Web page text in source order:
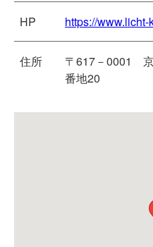
HP https://www.licht-
住所
〒617－0001
番地20